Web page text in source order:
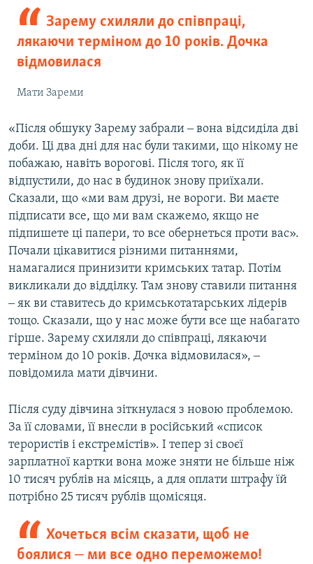
Зарему схиляли до співпраці,
лякаючи терміном до 10 років. Дочка
відмовилася
Мати Зареми
«Після обшуку Зарему забрали ‒ вона відсиділа дві
доби. Ці два дні для нас були такими, що нікому не
побажаю, навіть ворогові. Після того, як її
відпустили, до нас в будинок знову приїхали.
Сказали, що «ми вам друзі, не вороги. Ви маєте
підписати все, що ми вам скажемо, якщо не
підпишете ці папери, то все обернеться проти вас».
Почали цікавитися різними питаннями,
намагалися принизити кримських татар. Потім
викликали до відділку. Там знову ставили питання
‒ як ви ставитесь до кримськотатарських лідерів
тощо. Сказали, що у нас може бути все ще набагато
гірше. Зарему схиляли до співпраці, лякаючи
терміном до 10 років. Дочка відмовилася», ‒
повідомила мати дівчини.
Після суду дівчина зіткнулася з новою проблемою.
За її словами, її внесли в російський «список
терористів і екстремістів». І тепер зі своєї
зарплатної картки вона може зняти не більше ніж
10 тисяч рублів на місяць, а для оплати штрафу їй
потрібно 25 тисяч рублів щомісяця.
Хочеться всім сказати, щоб не
боялися ‒ ми все одно переможемо!